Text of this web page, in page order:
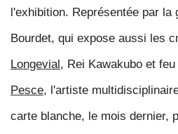
l'exhibition. Représentée par la
Bourdet, qui expose aussi les
Longevial, Rei Kawakubo et feu
Pesce, l'artiste
carte blanche, le mois dernier,